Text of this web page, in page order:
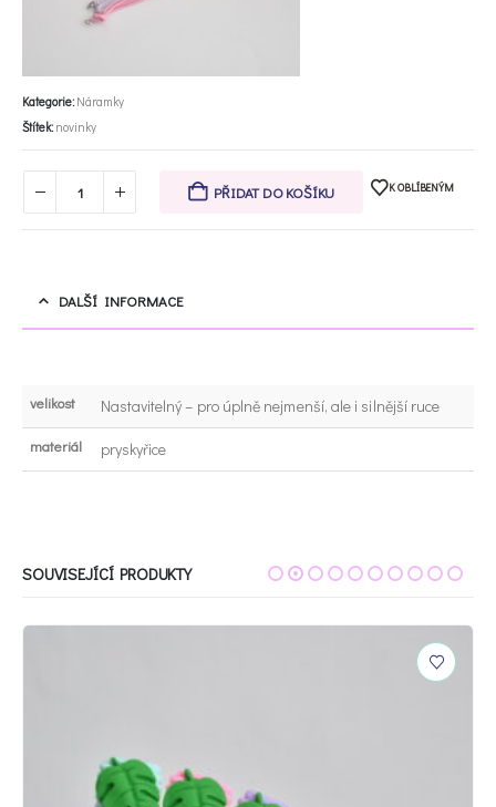
Kategorie:Náramky
Štítek:novinky
PŘIDAT DO KOŠÍKU K OBLÍBENÝM
DALŠÍ INFORMACE
velikost Nastavitelný – pro úplně nejmenší, ale i silnější ruce
materiál pryskyřice
SOUVISEJÍCÍ PRODUKTY